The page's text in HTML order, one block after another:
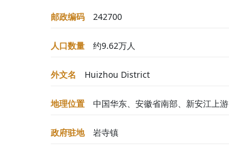
邮政编码 242700
人口数量 约9.62万人
外文名 Huizhou District
地理位置 中国华东、安徽省南部、新安江上游
政府驻地 岩寺镇